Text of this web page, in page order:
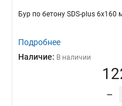
Бур по бетону SDS-plus
Подробнее
Наличие: В наличии
–